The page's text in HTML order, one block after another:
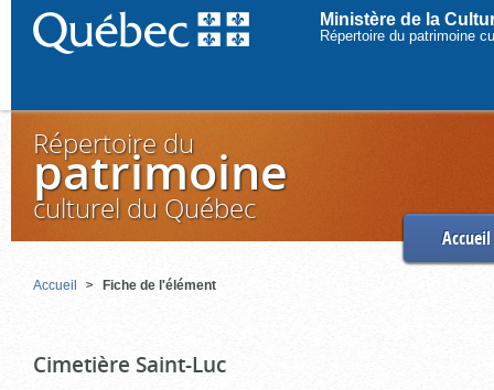
Ministère de la
Répertoire du patrimoine
Répertoire du
patrimoine
culturel du Québec
Accueil
Accueil Fiche de l'élément
Cimetière Saint-Luc